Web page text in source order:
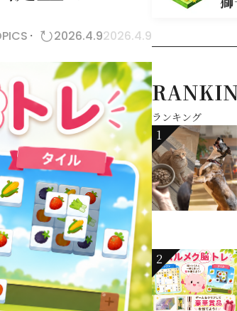
2026.4.92026.4.9
ランキング
1
2